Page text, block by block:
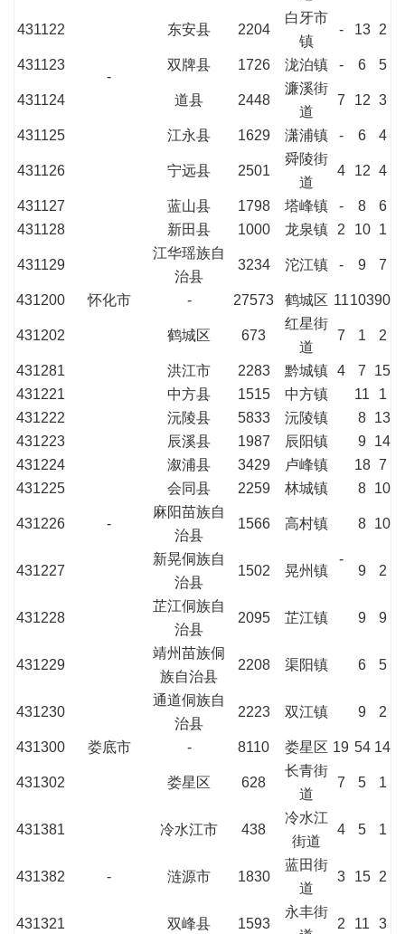
-
431122 东安县 2204
白牙市
镇
- 13 2
431123 双牌县 1726 泷泊镇 - 6 5
431124 道县 2448
濂溪街
道
7 12 3
431125 江永县 1629 潇浦镇 - 6 4
431126 宁远县 2501
舜陵街
道
4 12 4
431127 蓝山县 1798 塔峰镇 - 8
6
431128
新田县 1000 龙泉镇 2 10 1
431129
江华瑶族自
治县
3234 沱江镇 - 9 7
431200 怀化市 - 27573 鹤城区 1110390
431202
-
鹤城区 673
红星街
道
7 1 2
431281 洪江市 2283 黔城镇 4 7
15
431221
中方县 1515 中方镇
-
11
1
431222
沅陵县 5833 沅陵镇 8 13
431223
辰溪县 1987 辰阳镇 9 14
431224
溆浦县 3429 卢峰镇 18 7
431225
会同县 2259 林城镇 8 10
431226
麻阳苗族自
治县
1566 高村镇 8 10
431227
新晃侗族自
治县
1502 晃州镇 9 2
431228
芷江侗族自
治县
2095 芷江镇 9 9
431229
靖州苗族侗
族自治县
2208 渠阳镇 6 5
431230
通道侗族自
治县
2223 双江镇 9 2
431300 娄底市 - 8110 娄星区 19 54 14
431302
-
娄星区 628
长青街
道
7 5 1
431381 冷水江市 438
冷水江
街道
4 5 1
431382 涟源市 1830
蓝田街
道
3 15 2
431321 双峰县 1593
永丰街
2 11 3